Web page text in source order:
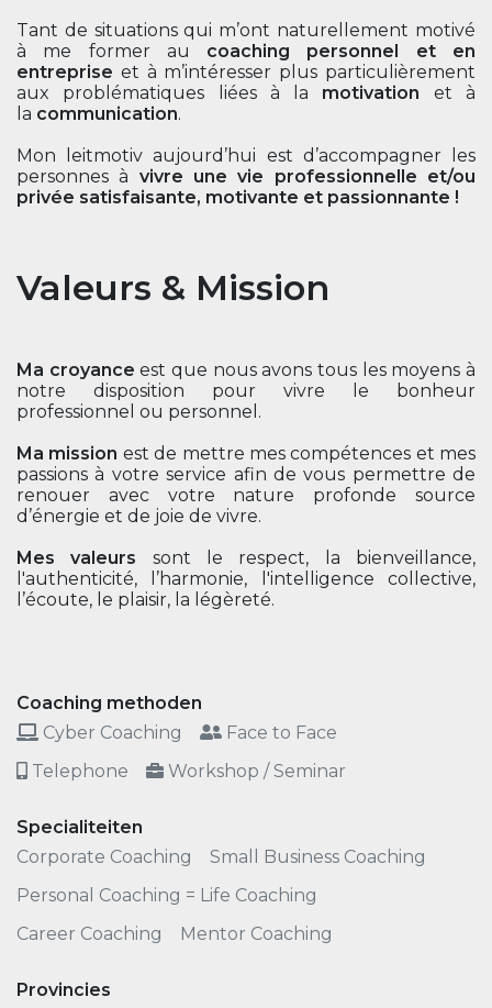
Tant de situations qui m’ont naturellement motivé
à me former au coaching personnel et en
entreprise et à m’intéresser plus particulièrement
aux problématiques liées à la motivation et à
la communication.
Mon leitmotiv aujourd’hui est d’accompagner les
personnes à vivre une vie professionnelle et/ou
privée satisfaisante, motivante et passionnante !
Valeurs & Mission
Ma croyance est que nous avons tous les moyens à
notre disposition pour vivre le bonheur
professionnel ou personnel.
Ma mission est de mettre mes compétences et mes
passions à votre service afin de vous permettre de
renouer avec votre nature profonde source
d’énergie et de joie de vivre.
Mes valeurs sont le respect, la bienveillance,
l'authenticité, l’harmonie, l'intelligence collective,
l’écoute, le plaisir, la légèreté.
Coaching methoden
Cyber Coaching
Face to Face
Telephone
Workshop / Seminar
Specialiteiten
Corporate Coaching
Small Business Coaching
Personal Coaching = Life Coaching
Career Coaching
Mentor Coaching
Provincies